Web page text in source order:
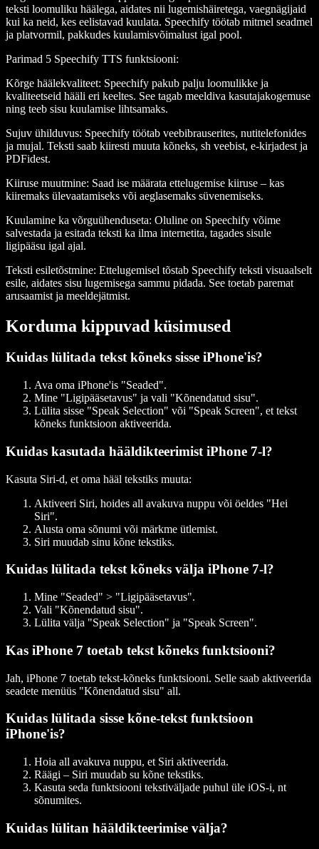
teksti loomuliku häälega, aidates nii lugemishäiretega, vaegnägijaid
kui ka neid, kes eelistavad kuulata. Speechify töötab mitmel seadmel
ja platvormil, pakkudes kuulamisvõimalust igal pool.
Parimad 5 Speechify TTS funktsiooni:
Kõrge häälekvaliteet: Speechify pakub palju loomulikke ja
kvaliteetseid hääli eri keeltes. See tagab meeldiva kasutajakogemuse
ning teeb sisu kuulamise lihtsamaks.
Sujuv ühilduvus: Speechify töötab veebibrauserites, nutitelefonides
ja mujal. Teksti saab kiiresti muuta kõneks, sh veebist, e-kirjadest ja
PDFidest.
Kiiruse muutmine: Saad ise määrata ettelugemise kiiruse – kas
kiiremaks ülevaatamiseks või aeglasemaks süvenemiseks.
Kuulamine ka võrguühenduseta: Oluline on Speechify võime
salvestada ja esitada teksti ka ilma internetita, tagades sisule
ligipääsu igal ajal.
Teksti esiletõstmine: Ettelugemisel tõstab Speechify teksti visuaalselt
esile, aidates sisu lugemisega sammu pidada. See toetab paremat
arusaamist ja meeldejätmist.
Korduma kippuvad küsimused
Kuidas lülitada tekst kõneks sisse iPhone'is?
Ava oma iPhone'is "Seaded".
Mine "Ligipääsetavus" ja vali "Kõnendatud sisu".
Lülita sisse "Speak Selection" või "Speak Screen", et tekst
kõneks funktsioon aktiveerida.
Kuidas kasutada hääldikteerimist iPhone 7-l?
Kasuta Siri-d, et oma hääl tekstiks muuta:
Aktiveeri Siri, hoides all avakuva nuppu või öeldes "Hei
Siri".
Alusta oma sõnumi või märkme ütlemist.
Siri muudab sinu kõne tekstiks.
Kuidas lülitada tekst kõneks välja iPhone 7-l?
Mine "Seaded" > "Ligipääsetavus".
Vali "Kõnendatud sisu".
Lülita välja "Speak Selection" ja "Speak Screen".
Kas iPhone 7 toetab tekst kõneks funktsiooni?
Jah, iPhone 7 toetab tekst-kõneks funktsiooni. Selle saab aktiveerida
seadete menüüs "Kõnendatud sisu" all.
Kuidas lülitada sisse kõne-tekst funktsioon
iPhone'is?
Hoia all avakuva nuppu, et Siri aktiveerida.
Räägi – Siri muudab su kõne tekstiks.
Kasuta seda funktsiooni tekstiväljade puhul üle iOS-i, nt
sõnumites.
Kuidas lülitan hääldikteerimise välja?